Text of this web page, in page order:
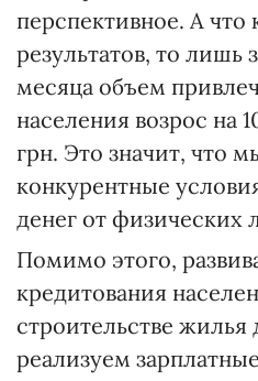
перспективное. А что
результатов, то лишь
месяца объем
населения возрос на
грн. Это значит, что
конкурентные
денег от физических
Помимо этого,
кредитования
строительстве
реализуем